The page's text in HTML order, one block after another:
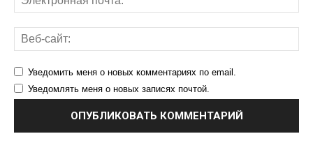
Уведомить меня о новых комментариях по email.
Уведомлять меня о новых записях почтой.